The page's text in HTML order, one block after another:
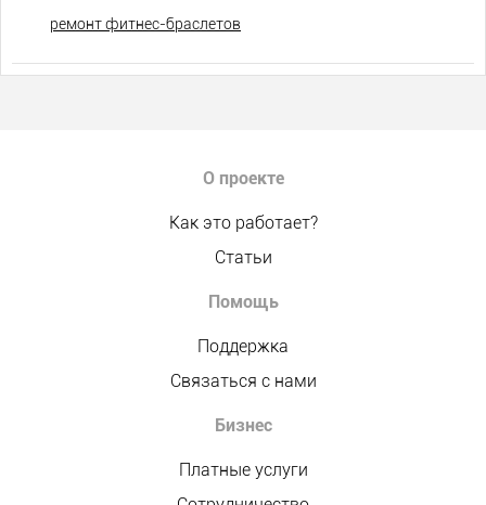
ремонт фитнес-браслетов
О проекте
Как это работает?
Статьи
Помощь
Поддержка
Связаться с нами
Бизнес
Платные услуги